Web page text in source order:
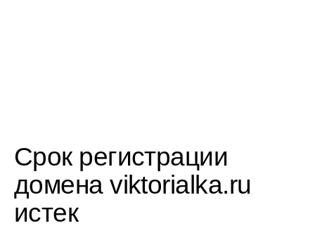
Срок регистрации
домена viktorialka.ru
истек